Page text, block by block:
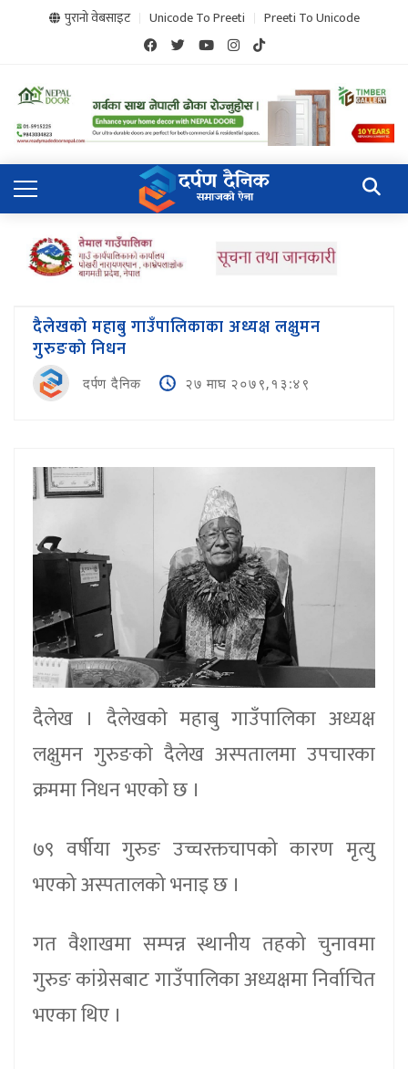
पुरानो वेबसाइट Unicode To Preeti Preeti To Unicode
दैलेखकाे महाबु गाउँपालिकाका अध्यक्ष लक्षुमन
गुरुङकाे निधन
दर्पण दैनिक २७ माघ २०७९,१३:४९
दैलेख । दैलेखकाे महाबु गाउँपालिका अध्यक्ष
लक्षुमन गुरुङकाे दैलेख अस्पतालमा उपचारका
क्रममा निधन भएको छ ।
७९ वर्षीया गुरुङ उच्चरक्तचापको कारण मृत्यु
भएको अस्पतालको भनाइ छ ।
गत वैशाखमा सम्पन्न स्थानीय तहको चुनावमा
गुरुङ कांग्रेसबाट गाउँपालिका अध्यक्षमा निर्वाचित
भएका थिए ।